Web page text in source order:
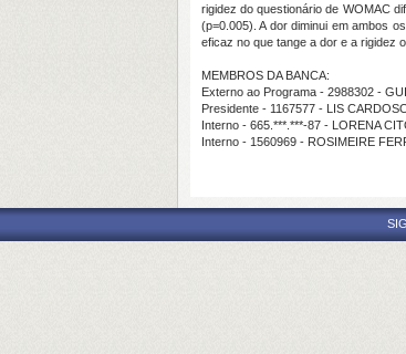
rigidez do questionário de WOMAC
(p=0.005). A dor diminui em ambos
eficaz no que tange a dor e a rigidez
MEMBROS DA BANCA:
Externo ao Programa - 2988302 -
Presidente - 1167577 - LIS
Interno - 665.***.***-87 - LORENA
Interno - 1560969 - ROSIMEIRE